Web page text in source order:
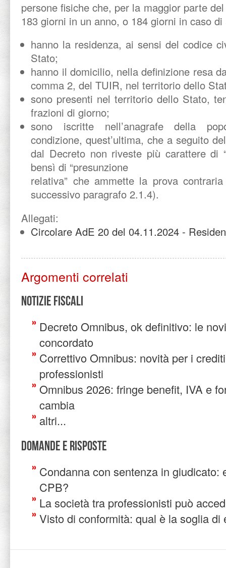
persone fisiche che, per la maggior parte
183 giorni in un anno, o 184 giorni in caso
hanno la residenza, ai sensi del codice
Stato;
hanno il domicilio, nella definizione resa
comma 2, del TUIR, nel territorio dello
sono presenti nel territorio dello Stato,
frazioni di giorno;
sono iscritte nell’anagrafe della
condizione, quest’ultima, che a seguito
dal Decreto non riveste più carattere di
bensì di “presunzione
relativa” che ammette la prova
successivo paragrafo 2.1.4).
Allegati:
Circolare AdE 20 del 04.11.2024 -
Argomenti correlati
Notizie Fiscali
Decreto Omnibus, ok definitivo: le
concordato
Correttivo Omnibus: novità per i
professionisti
Omnibus 2026: fringe benefit, IVA e
cambia
altri...
Domande e risposte
Condanna con sentenza in giudicato:
CPB?
La società tra professionisti può
Visto di conformità: qual è la soglia di